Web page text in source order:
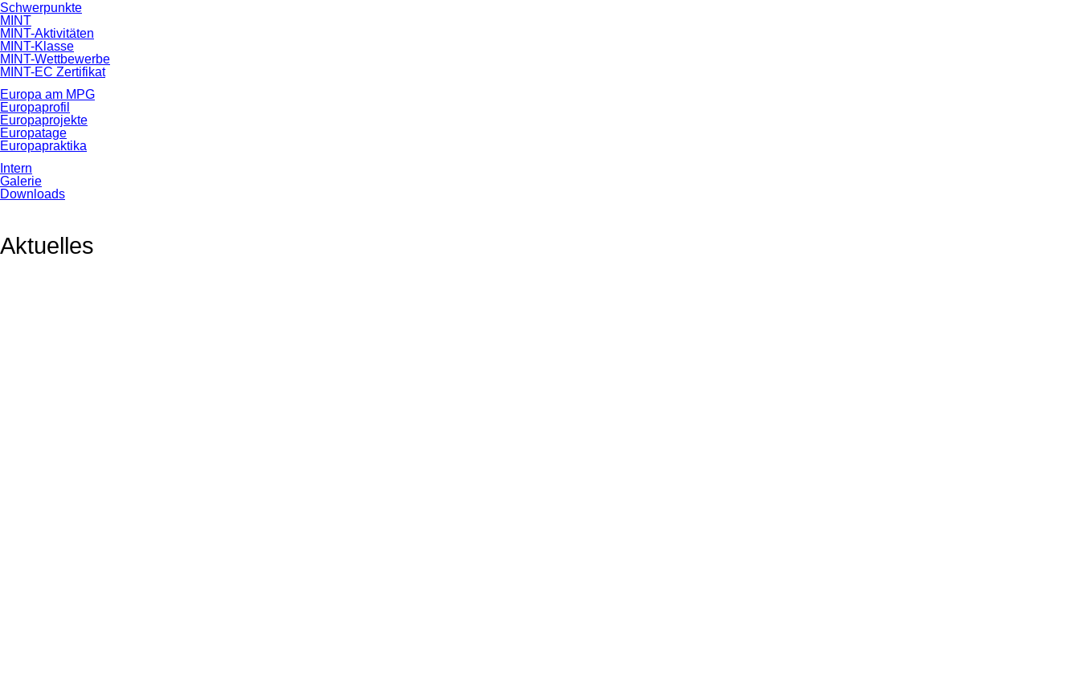
Schwerpunkte
MINT
MINT-Aktivitäten
MINT-Klasse
MINT-Wettbewerbe
MINT-EC Zertifikat
Europa am MPG
Europaprofil
Europaprojekte
Europatage
Europapraktika
Intern
Galerie
Downloads
Aktuelles